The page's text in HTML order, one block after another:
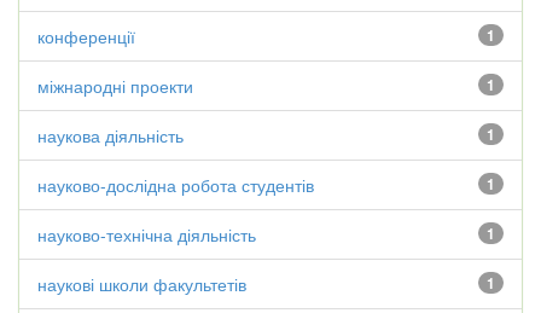
1
конференції
1
міжнародні проекти
1
наукова діяльність
1
науково-дослідна робота студентів
1
науково-технічна діяльність
1
наукові школи факультетів